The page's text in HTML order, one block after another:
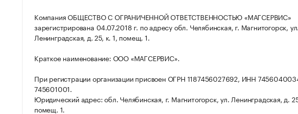
Компания ОБЩЕСТВО С ОГРАНИЧЕННОЙ ОТВЕТСТВЕННОСТЬЮ «МАГСЕРВИС»
зарегистрирована 04.07.2018 г. по адресу обл. Челябинская, г. Магнитогорск, ул.
Ленинградская, д. 25, к. 1, помещ. 1.
Краткое наименование: ООО «МАГСЕРВИС».
При регистрации организации присвоен ОГРН 1187456027692, ИНН
745601001.
Юридический адрес: обл. Челябинская, г. Магнитогорск, ул. Ленинградская, д.
помещ. 1.